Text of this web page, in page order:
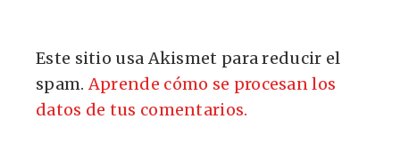
Este sitio usa Akismet para reducir el
spam.Aprende cómo se procesan los
datos de tus comentarios.